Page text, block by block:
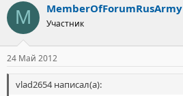
M MemberOfForumRusArmy
Участник
24 Май 2012
vlad2654 написал(а):